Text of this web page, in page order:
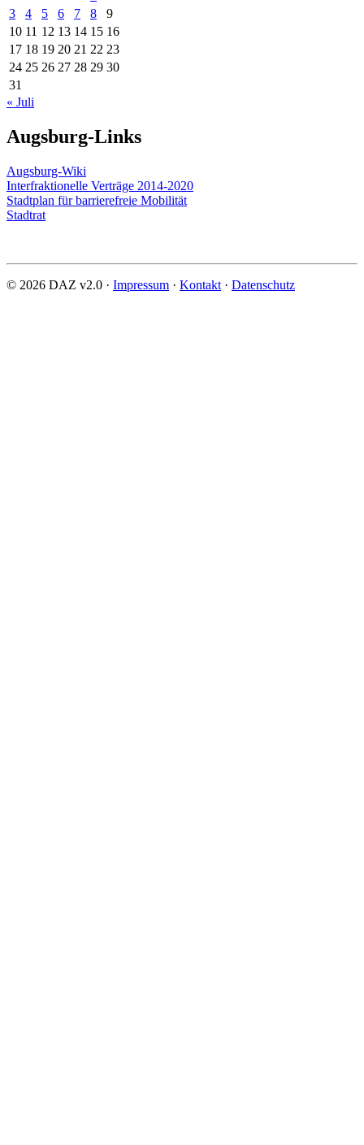
3
4 5 6 7 8
9
10 11 12 13 14 15 16
17 18 19 20 21 22 23
24 25 26 27 28 29 30
31
« Juli
Augsburg-Links
Augsburg-Wiki
Interfraktionelle Verträge 2014-2020
Stadtplan für barrierefreie Mobilität
Stadtrat
© 2026 DAZ v2.0 · Impressum · Kontakt · Datenschutz